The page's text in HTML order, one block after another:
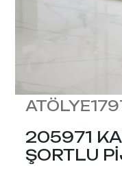
205971
ŞORTLU